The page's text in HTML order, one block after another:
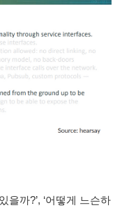
을까?’, ‘어떻게 느슨하